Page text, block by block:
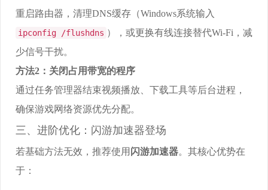
重启路由器，清理DNS缓存（Windows系统输入
ipconfig /flushdns ），或更换有线连接替代Wi-Fi，减
少信号干扰。
方法2：关闭占用带宽的程序
通过任务管理器结束视频播放、下载工具等后台进程，
确保游戏网络资源优先分配。
三、进阶优化：闪游加速器登场
若基础方法无效，推荐使用 闪游加速器。其核心优势在
于：